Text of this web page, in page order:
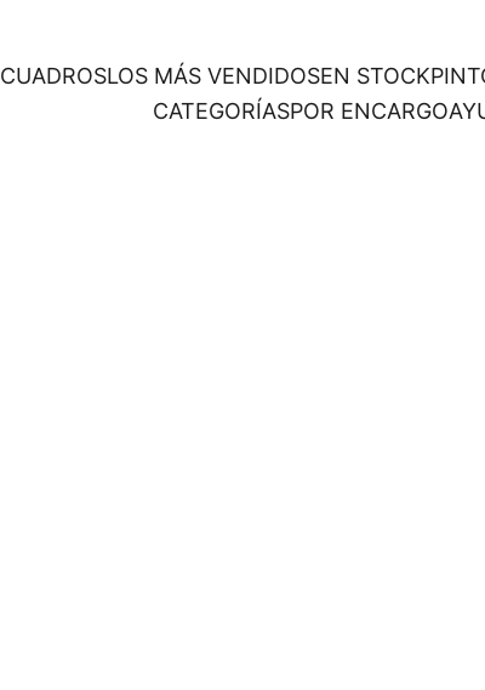
CUADROSLOS MÁS VENDIDOSEN STOCK
CATEGORÍASPOR ENCARGO